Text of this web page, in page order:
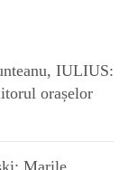
IULIUS:
orașelor